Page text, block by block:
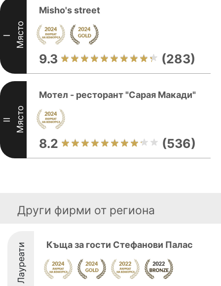
I Място
Misho's street
9.3 (283)
II Място
Мотел - ресторант "Сарая Макади"
8.2 (536)
Други фирми от региона
Лауреати Къща за гости Стефанови Палас